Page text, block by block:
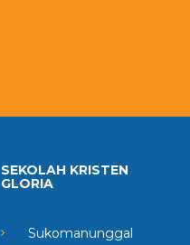
SEKOLAH KRISTEN
GLORIA
Sukomanunggal